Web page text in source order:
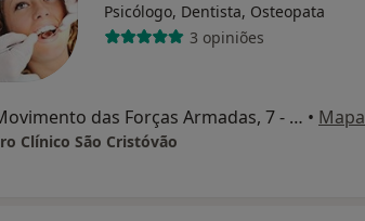
Psicólogo, Dentista, Osteopata
3 opiniões
Av. Movimento das Forças Armadas, 7 - R/C, Amadora • Mapa
Clínico São Cristóvão